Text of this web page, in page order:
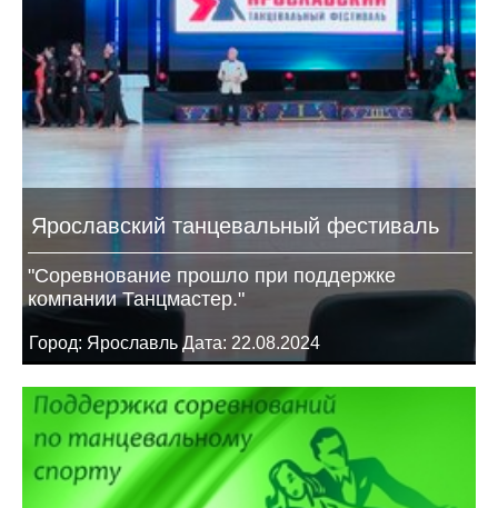
Ярославский танцевальный фестиваль
"Соревнование прошло при поддержке
компании Танцмастер."
Город: Ярославль Дата: 22.08.2024